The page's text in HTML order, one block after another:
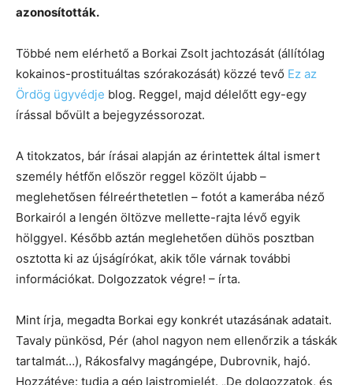
azonosították.
Többé nem elérhető a Borkai Zsolt jachtozását (állítólag
kokainos-prostituáltas szórakozását) közzé tevő Ez az
Ördög ügyvédje blog. Reggel, majd délelőtt egy-egy
írással bővült a bejegyzéssorozat.
A titokzatos, bár írásai alapján az érintettek által ismert
személy hétfőn először reggel közölt újabb –
meglehetősen félreérthetetlen – fotót a kamerába néző
Borkairól a lengén öltözve mellette-rajta lévő egyik
hölggyel. Később aztán meglehetően dühös posztban
osztotta ki az újságírókat, akik tőle várnak további
információkat. Dolgozzatok végre! – írta.
Mint írja, megadta Borkai egy konkrét utazásának adatait.
Tavaly pünkösd, Pér (ahol nagyon nem ellenőrzik a táskák
tartalmát…), Rákosfalvy magángépe, Dubrovnik, hajó.
Hozzátéve: tudja a gép lajstromjelét. „De dolgozzatok, és